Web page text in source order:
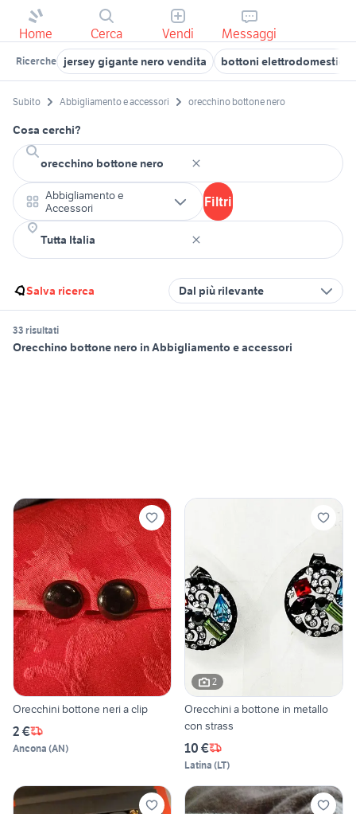
Home Cerca Vendi Messaggi
Ricerche jersey gigante nero vendita bottoni elettrodomestici
Subito Abbigliamento e accessori orecchino bottone nero
Cosa cerchi?
Abbigliamento e
Accessori
Filtri
Salva ricerca Dal più rilevante
33 risultati
Orecchino bottone nero in Abbigliamento e accessori
Orecchini bottone neri a clip
2 €
Ancona (AN)
2
Orecchini a bottone in metallo
con strass
10 €
Latina (LT)